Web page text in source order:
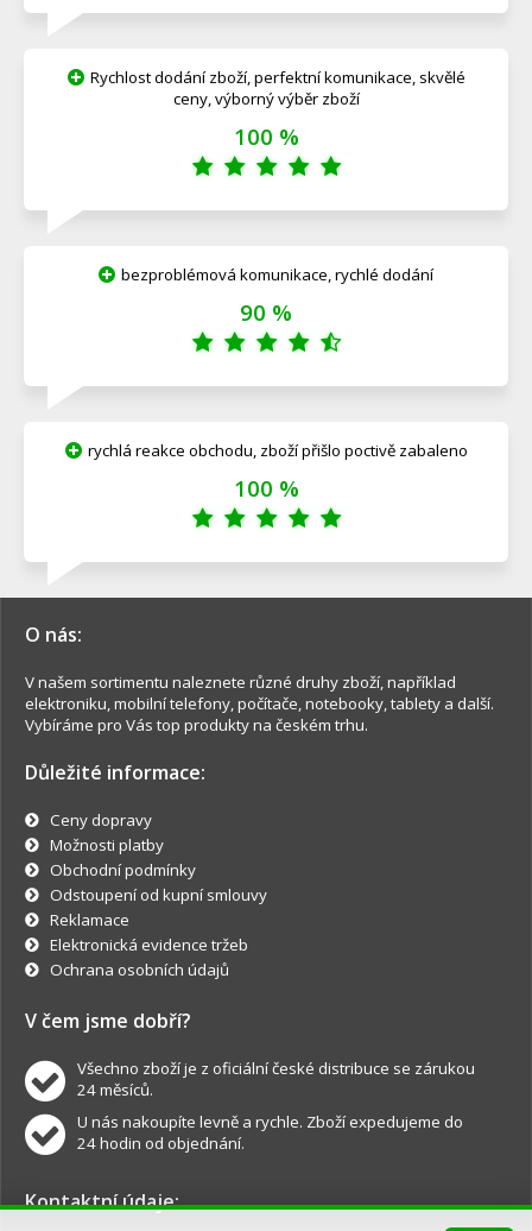
Rychlost dodání zboží, perfektní komunikace, skvělé
ceny, výborný výběr zboží
100 %
bezproblémová komunikace, rychlé dodání
90 %
rychlá reakce obchodu, zboží přišlo poctivě zabaleno
100 %
O nás:
V našem sortimentu naleznete různé druhy zboží, například
elektroniku, mobilní telefony, počítače, notebooky, tablety a další.
Vybíráme pro Vás top produkty na českém trhu.
Důležité informace:
Ceny dopravy
Možnosti platby
Obchodní podmínky
Odstoupení od kupní smlouvy
Reklamace
Elektronická evidence tržeb
Ochrana osobních údajů
V čem jsme dobří?
Všechno zboží je z oficiální české distribuce se zárukou
24 měsíců.
U nás nakoupíte levně a rychle. Zboží expedujeme do
24 hodin od objednání.
Kontaktní údaje: